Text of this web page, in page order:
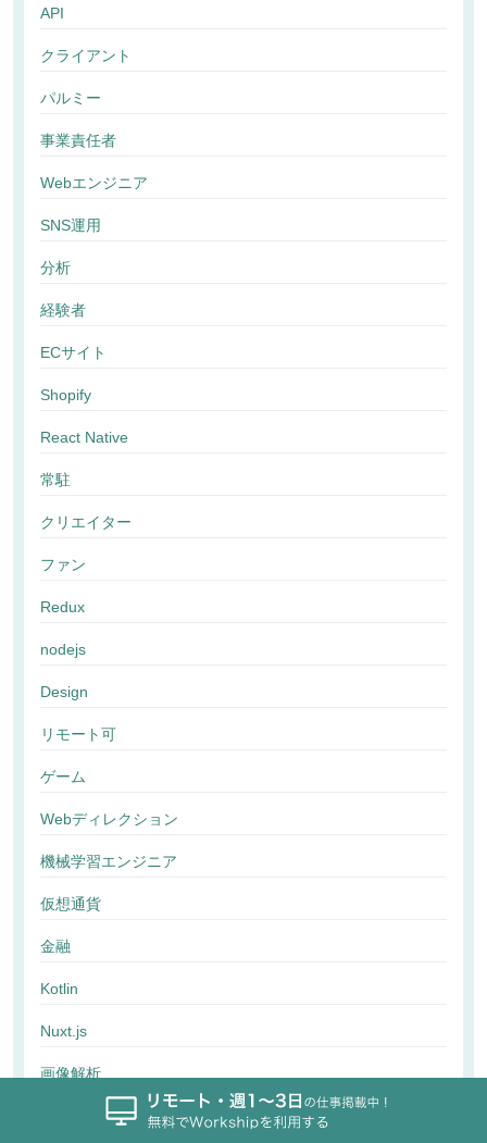
API
クライアント
パルミー
事業責任者
Webエンジニア
SNS運用
分析
経験者
ECサイト
Shopify
React Native
常駐
クリエイター
ファン
Redux
nodejs
Design
リモート可
ゲーム
Webディレクション
機械学習エンジニア
仮想通貨
金融
Kotlin
Nuxt.js
画像解析